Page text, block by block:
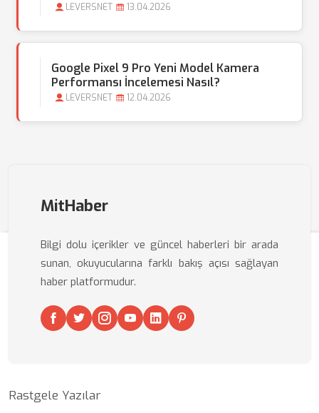
LEVERSNET 13.04.2026
Google Pixel 9 Pro Yeni Model Kamera
Performansı İncelemesi Nasıl?
LEVERSNET 12.04.2026
MitHaber
Bilgi dolu içerikler ve güncel haberleri bir arada
sunan, okuyucularına farklı bakış açısı sağlayan
haber platformudur.
Rastgele Yazılar